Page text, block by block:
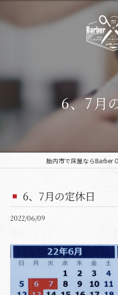
6、7月
胎内市で床屋ならBarber
6、7月の定休日
2022/06/09